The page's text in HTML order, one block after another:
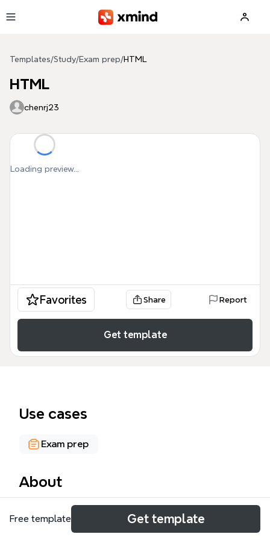
Templates/Study/Exam prep/HTML
HTML
chenrj23
Loading preview...
Favorites Share Report
Get template
Use cases
Exam prep
About
HTML 基础知识点小结是一份面向 Web 开发初学者和
面试准备的思维导图模板，覆盖了 12 个核心主题，包
Free template Get template